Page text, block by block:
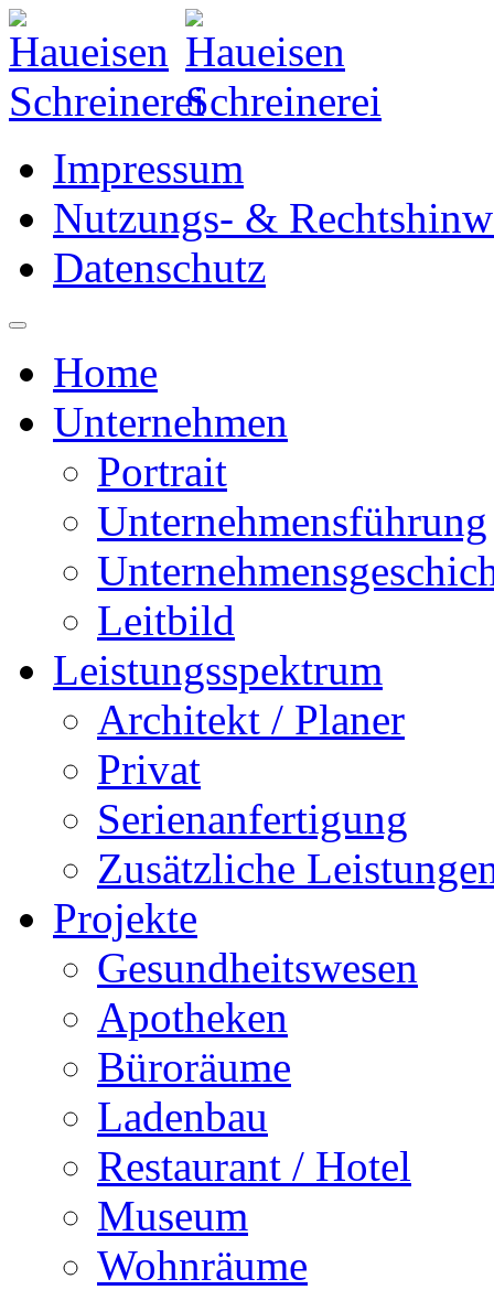
Impressum
Nutzungs- &
Datenschutz
Home
Unternehmen
Portrait
Unternehmensführung
Leitbild
Leistungsspektrum
Architekt / Planer
Privat
Serienanfertigung
Zusätzliche
Projekte
Gesundheitswesen
Apotheken
Büroräume
Ladenbau
Restaurant / Hotel
Museum
Wohnräume